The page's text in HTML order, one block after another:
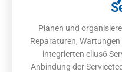
Planen und
Reparaturen,
integrierten elius6
Anbindung der